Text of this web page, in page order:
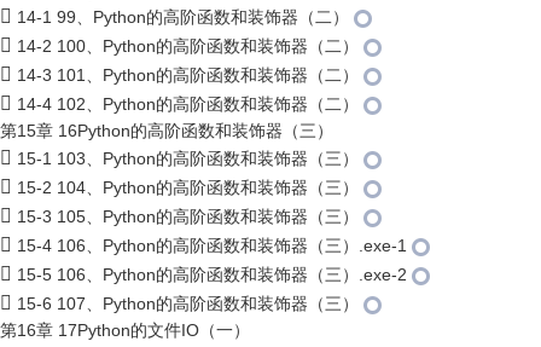
14-1 99、Python的高阶函数和装饰器（二）
14-2 100、Python的高阶函数和装饰器（二）
14-3 101、Python的高阶函数和装饰器（二）
14-4 102、Python的高阶函数和装饰器（二）
第15章 16Python的高阶函数和装饰器（三）
15-1 103、Python的高阶函数和装饰器（三）
15-2 104、Python的高阶函数和装饰器（三）
15-3 105、Python的高阶函数和装饰器（三）
15-4 106、Python的高阶函数和装饰器（三）.exe-1
15-5 106、Python的高阶函数和装饰器（三）.exe-2
15-6 107、Python的高阶函数和装饰器（三）
第16章 17Python的文件IO（一）